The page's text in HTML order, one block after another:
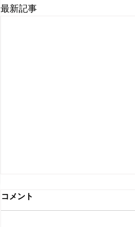
最新記事
ミヤザワフルート14Kが入荷
ミヤザワフルート 14金リングキ
コメント